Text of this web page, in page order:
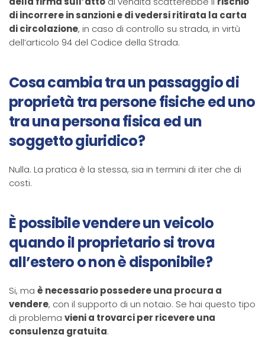
di incorrere in sanzioni e di vedersi ritirata la carta
di circolazione, in caso di controllo su strada, in virtù
dell’articolo 94 del Codice della Strada.
Cosa cambia tra un passaggio di
proprietà tra persone fisiche ed uno
tra una persona fisica ed un
soggetto giuridico?
Nulla. La pratica è la stessa, sia in termini di iter che di
costi.
È possibile vendere un veicolo
quando il proprietario si trova
all’estero o non è disponibile?
Si, ma è necessario possedere una procura a
vendere, con il supporto di un notaio. Se hai questo tipo
di problema vieni a trovarci per ricevere una
consulenza gratuita.